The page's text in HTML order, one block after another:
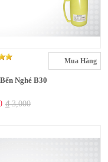
Mua Hàng
Nghé B30
₫ 3,000